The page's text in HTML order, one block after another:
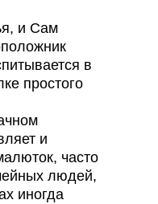
и Сам
в
простого
и
часто
людей,
иногда